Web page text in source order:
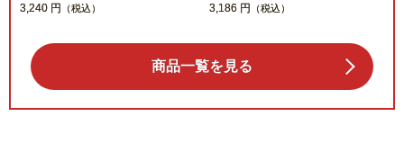
3,240 円
（税込）
3,186 円
（税込）
商品一覧を見る